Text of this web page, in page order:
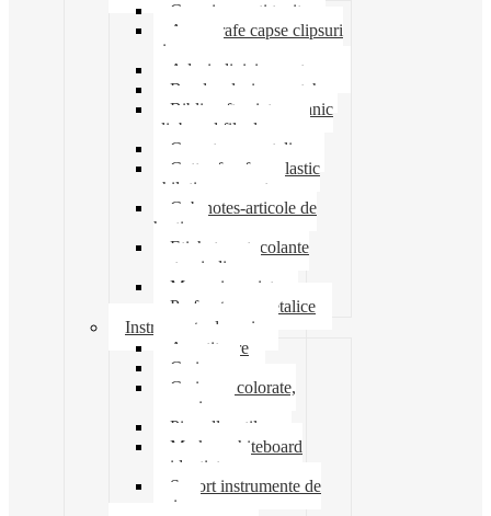
Cosuri suporti tavite
Ace agrafe capse clipsuri
pioneze
Adeziv lipici corectoare
Banda adeziva-scotch
Biblioraft caiet mecanic
clipboard file dosare
Capsatoare metalice
Cutter foarfeca elastic
ghilotina magnet
Cub notes-articole de
hartie
Etichete autocolante
carton indigo
Mape si serviete
Perforatoare metalice
Instrumente de scris
Ascutitoare
Carioca
Creioane colorate,
mecanice
Pix roller stilou
Marker whiteboard
evidentiator
Suport instrumente de
scris